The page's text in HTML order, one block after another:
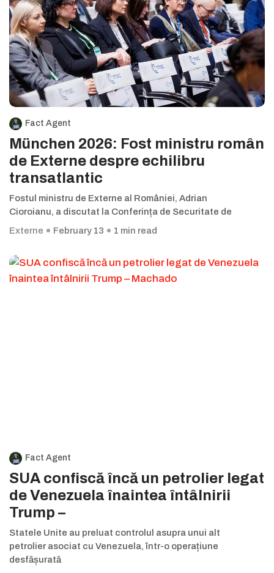
Fact Agent
München 2026: Fost ministru român
de Externe despre echilibru
transatlantic
Fostul ministru de Externe al României, Adrian
Cioroianu, a discutat la Conferința de Securitate de
Externe
February 13 1 min read
Fact Agent
SUA confiscă încă un petrolier legat
de Venezuela înaintea întâlnirii
Trump –
Statele Unite au preluat controlul asupra unui alt
petrolier asociat cu Venezuela, într-o operațiune
desfășurată